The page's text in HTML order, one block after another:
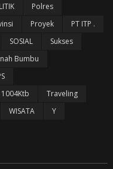
Polres
Proyek
PT ITP .
SOSIAL
Sukses
Bumbu
Traveling
WISATA
Y